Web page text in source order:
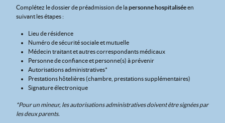
Complétez le dossier de préadmission de lapersonne hospitaliséeen
suivant les étapes :
Lieu de résidence
Numéro de sécurité sociale et mutuelle
Médecin traitant et autres correspondants médicaux
Personne de confiance et personne(s) à prévenir
Autorisations administratives*
Prestations hôtelières (chambre, prestations supplémentaires)
Signature électronique
*Pour un mineur, les autorisations administratives doivent être signées par
les deux parents.